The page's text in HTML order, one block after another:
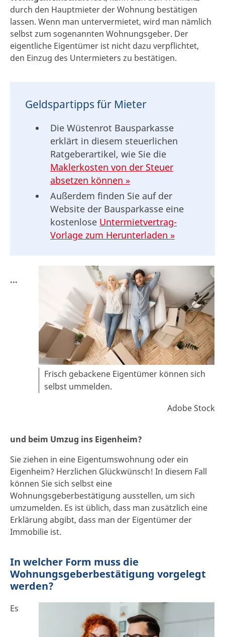
durch den Hauptmieter der Wohnung bestätigen
lassen. Wenn man untervermietet, wird man nämlich
selbst zum sogenannten Wohnungsgeber. Der
eigentliche Eigentümer ist nicht dazu verpflichtet,
den Einzug des Untermieters zu bestätigen.
Geldspartipps für Mieter
Die Wüstenrot Bausparkasse
erklärt in diesem steuerlichen
Ratgeberartikel, wie Sie die
Maklerkosten von der Steuer
absetzen können »
Außerdem finden Sie auf der
Website der Bausparkasse eine
kostenlose Untermietvertrag-
Vorlage zum Herunterladen »
Frisch gebackene Eigentümer können sich
selbst ummelden.
Adobe Stock
...
und beim Umzug ins Eigenheim?
Sie ziehen in eine Eigentumswohnung oder ein
Eigenheim? Herzlichen Glückwünsch! In diesem Fall
können Sie sich selbst eine
Wohnungsgeberbestätigung ausstellen, um sich
umzumelden. Es ist üblich, dass man zusätzlich eine
Erklärung abgibt, dass man der Eigentümer der
Immobilie ist.
In welcher Form muss die
Wohnungsgeberbestätigung vorgelegt
werden?
Es